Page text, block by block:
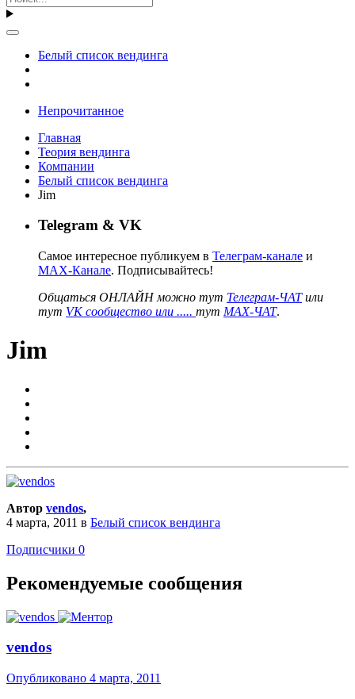
Белый список вендинга
Непрочитанное
Главная
Теория вендинга
Компании
Белый список вендинга
Jim
Telegram & VK
Самое интересное публикуем в Телеграм-канале и
MAX-Канале. Подписывайтесь!
Общаться ОНЛАЙН можно тут Телеграм-ЧАТили
тут VK сообщество или ..... тут MAX-ЧАТ.
Jim
Автор vendos,
4 марта, 2011 в Белый список вендинга
Подписчики 0
Рекомендуемые сообщения
vendos
Опубликовано 4 марта, 2011